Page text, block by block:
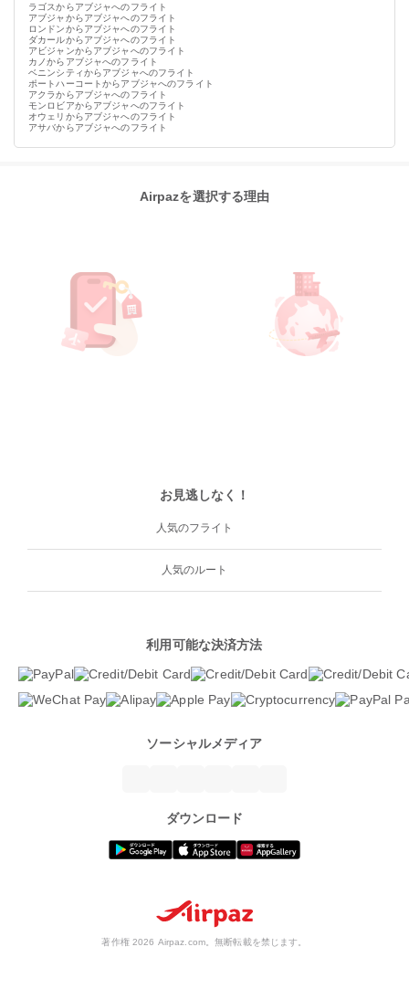
ラゴスからアブジャへのフライト
アブジャからアブジャへのフライト
ロンドンからアブジャへのフライト
ダカールからアブジャへのフライト
アビジャンからアブジャへのフライト
カノからアブジャへのフライト
ベニンシティからアブジャへのフライト
ポートハーコートからアブジャへのフライト
アクラからアブジャへのフライト
モンロビアからアブジャへのフライト
オウェリからアブジャへのフライト
アサバからアブジャへのフライト
Airpazを選択する理由
お見逃しなく！
人気のフライト
人気のルート
利用可能な決済方法
ソーシャルメディア
ダウンロード
著作権 2026 Airpaz.com。無断転載を禁じます。